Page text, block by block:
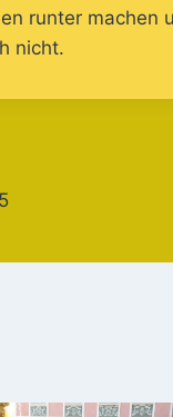
runter machen
nicht.